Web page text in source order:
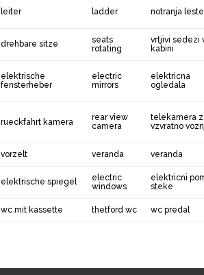
leiter ladder notranja
drehbare sitze
seats
rotating
vrtjivi sedezi
kabini
elektrische
fensterheber
electric
mirrors
elektricna
ogledala
rueckfahrt kamera
rear view
camera
telekamera
vzvratno
vorzelt veranda veranda
elektrische spiegel
electric
windows
elektricni
steke
wc mit kassette thetford wc wc predal